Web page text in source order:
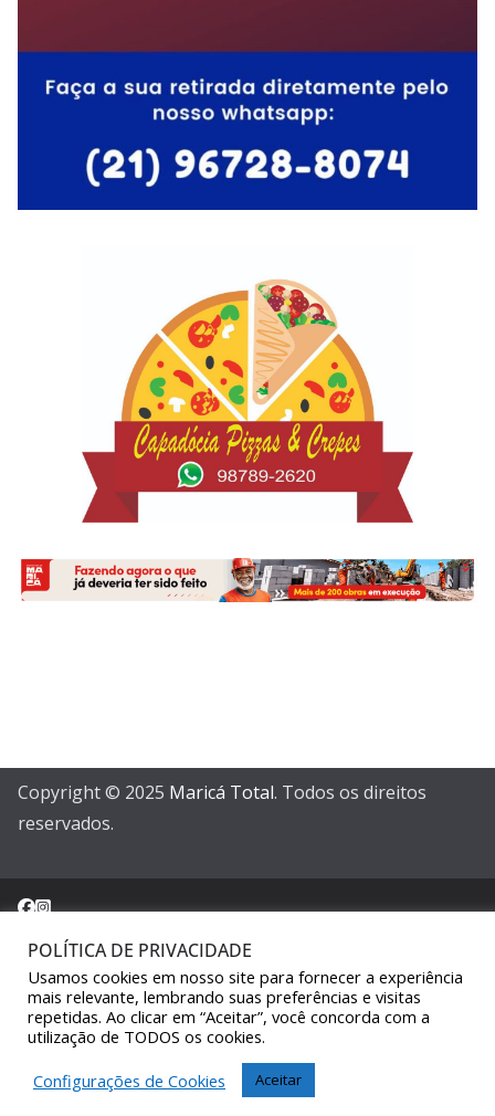
Copyright © 2025 Maricá Total. Todos os direitos
reservados.
POLÍTICA DE PRIVACIDADE
Usamos cookies em nosso site para fornecer a experiência
mais relevante, lembrando suas preferências e visitas
repetidas. Ao clicar em “Aceitar”, você concorda com a
utilização de TODOS os cookies.
Configurações de Cookies
Aceitar
Sair da versão mobile